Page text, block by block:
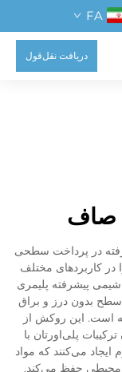
FA
دریافت نقل‌قول
صاف
در پرداخت سطحی
کاربردهای مختلف
پیشرفته پلیمری
سطح بدون درز و براق
است. این روکش از
پلی‌اورتان با
می‌کنند که مواد
محیطی حفظ می‌کند.